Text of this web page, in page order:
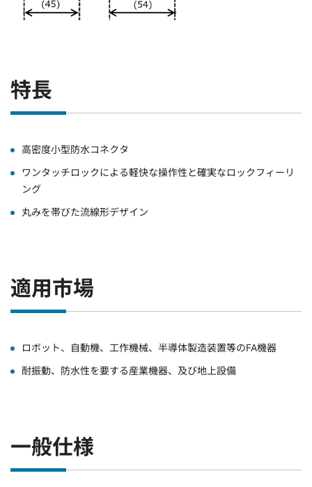
特長
高密度小型防水コネクタ
ワンタッチロックによる軽快な操作性と確実なロックフィーリ
ング
丸みを帯びた流線形デザイン
適用市場
ロボット、自動機、工作機械、半導体製造装置等のFA機器
耐振動、防水性を要する産業機器、及び地上設備
一般仕様